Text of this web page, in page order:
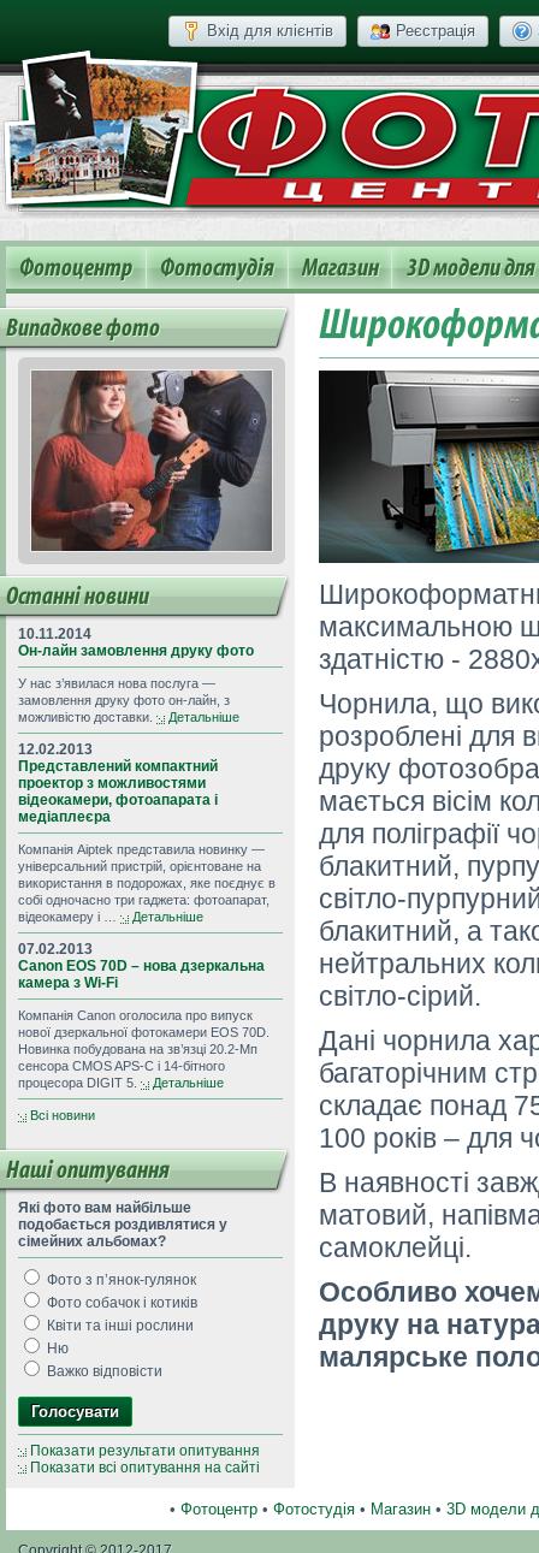
Вхід для клієнтів Реєстрація
Фотоцентр Фотостудія Магазин 3D модели
Випадкове фото
Останні новини
10.11.2014
Он-лайн замовлення друку фото
У нас з’явилася нова послуга —
замовлення друку фото он-лайн, з
можливістю доставки.
Детальніше
12.02.2013
Представлений компактний
проектор з можливостями
відеокамери, фотоапарата і
медіаплеєра
Компанія Aiptek представила новинку —
універсальний пристрій, орієнтоване на
використання в подорожах, яке поєднує в
собі одночасно три гаджета: фотоапарат,
відеокамеру і …
Детальніше
07.02.2013
Canon EOS 70D – нова дзеркальна
камера з Wi-Fi
Компанія Canon оголосила про випуск
нової дзеркальної фотокамери EOS 70D.
Новинка побудована на зв’язці 20.2-Мп
сенсора CMOS APS-C і 14-бітного
процесора DIGIT 5.
Детальніше
Всі новини
Наші опитування
Які фото вам найбільше
подобається роздивлятися у
сімейних альбомах?
Фото з п’янок-гулянок
Фото собачок і котиків
Квіти та інші рослини
Ню
Важко відповісти
Показати результати опитування
Показати всі опитування на сайті
максимальною
здатністю -
Чорнила, що
розроблені для
друку
мається вісім
для поліграфії
блакитний,
світло-
блакитний, а
нейтральних
світло-сірий.
Дані чорнила
багаторічним
складає понад
100 років – для
В наявності
матовий,
самоклейці.
Особливо
друку на
малярське
• Фотоцентр• Фотостудія• Магазин• 3D модели